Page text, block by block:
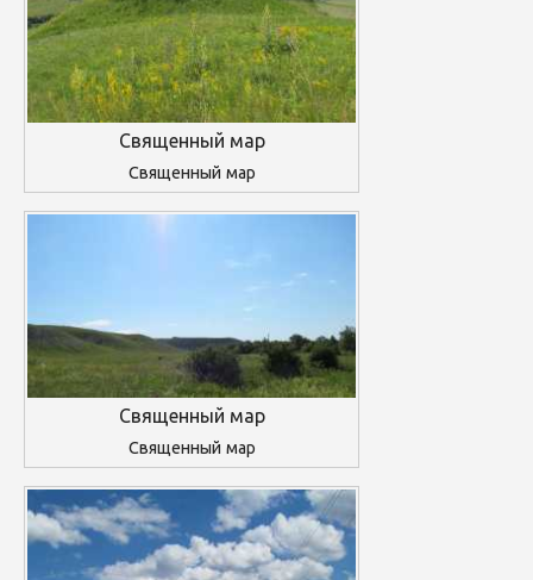
Священный мар
Священный мар
Священный мар
Священный мар